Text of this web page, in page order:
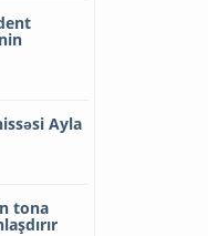
Ayla
tona